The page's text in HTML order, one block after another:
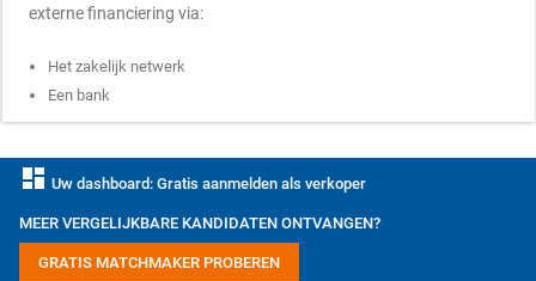
externe financiering via:
Het zakelijk netwerk
Een bank
dashboard Uw dashboard: Gratis aanmelden als verkoper
MEER VERGELIJKBARE KANDIDATEN ONTVANGEN?
GRATIS MATCHMAKER PROBEREN